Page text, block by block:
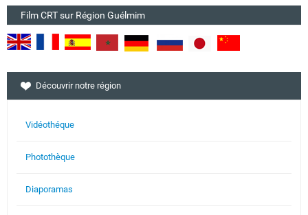
Film CRT sur Région Guélmim
Découvrir notre région
Vidéothéque
Photothèque
Diaporamas